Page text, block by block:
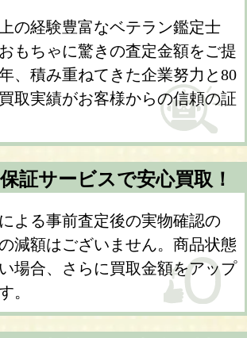
の経験豊富なベテラン鑑定士
もちゃに驚きの査定金額をご提
、積み重ねてきた企業努力と80
取実績がお客様からの信頼の証
証サービスで安心買取！
よる事前査定後の実物確認の
減額はございません。商品状態
場合、さらに買取金額をアップ
。